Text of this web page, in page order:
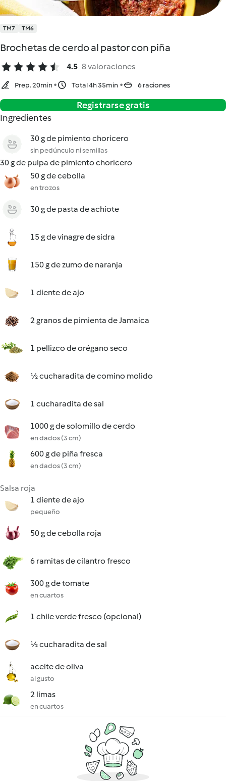
TM7 TM6
Brochetas de cerdo al pastor con piña
4.5 8 valoraciones
Prep. 20min Total 4h 35min 6 raciones
Registrarse gratis
Ingredientes
30 g de pimiento choricero
sin pedúnculo ni semillas
30 g de pulpa de pimiento choricero
50 g de cebolla
en trozos
30 g de pasta de achiote
15 g de vinagre de sidra
150 g de zumo de naranja
1 diente de ajo
2 granos de pimienta de Jamaica
1 pellizco de orégano seco
½ cucharadita de comino molido
1 cucharadita de sal
1000 g de solomillo de cerdo
en dados (3 cm)
600 g de piña fresca
en dados (3 cm)
Salsa roja
1 diente de ajo
pequeño
50 g de cebolla roja
6 ramitas de cilantro fresco
300 g de tomate
en cuartos
1 chile verde fresco (opcional)
½ cucharadita de sal
aceite de oliva
al gusto
2 limas
en cuartos